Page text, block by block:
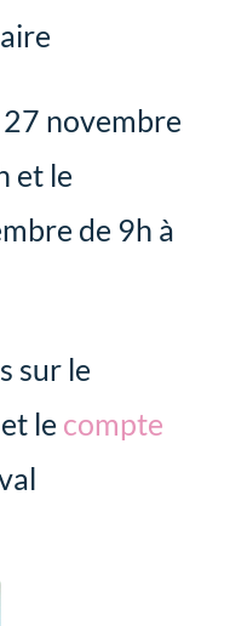
27 novembre
et le
de 9h à
sur le
et le compte